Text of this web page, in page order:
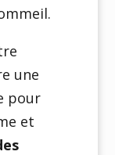
une
pour
et